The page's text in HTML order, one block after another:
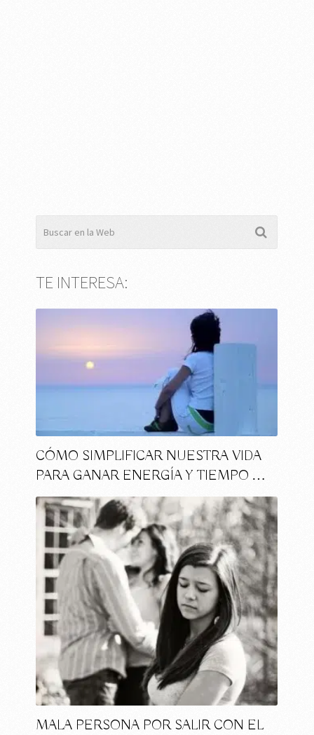
TE INTERESA:
CÓMO SIMPLIFICAR NUESTRA VIDA
PARA GANAR ENERGÍA Y TIEMPO …
MALA PERSONA POR SALIR CON EL